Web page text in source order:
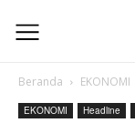
Beranda EKONOMI
EKONOMI Headline